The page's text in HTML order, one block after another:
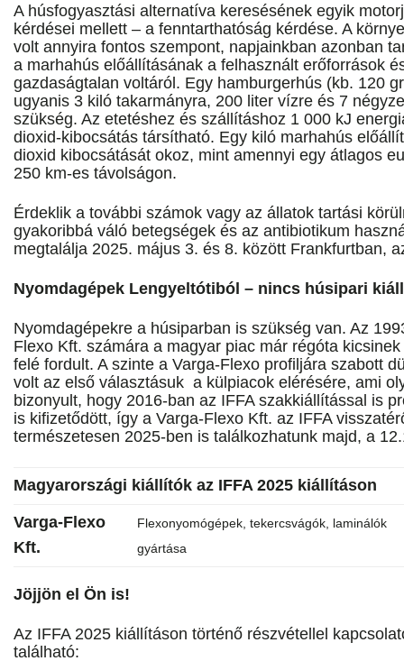
A húsfogyasztási alternatíva keresésének egyik
kérdései mellett – a fenntarthatóság kérdése. A
volt annyira fontos szempont, napjainkban azonban
a marhahús előállításának a felhasznált erőforrások
gazdaságtalan voltáról. Egy hamburgerhús (kb. 120
ugyanis 3 kiló takarmányra, 200 liter vízre és 7
szükség. Az etetéshez és szállításhoz 1 000 kJ
dioxid-kibocsátás társítható. Egy kiló marhahús
dioxid kibocsátását okoz, mint amennyi egy átlagos
250 km-es távolságon.
Érdeklik a további számok vagy az állatok tartási
gyakoribbá váló betegségek és az antibiotikum
megtalálja 2025. május 3. és 8. között Frankfurtban,
Nyomdagépek Lengyeltótiból – nincs húsipari
Nyomdagépekre a húsiparban is szükség van. Az
Flexo Kft. számára a magyar piac már régóta
felé fordult. A szinte a Varga-Flexo profiljára szabott
volt az első választásuk a külpiacok elérésére, ami
bizonyult, hogy 2016-ban az IFFA szakkiállítással is
is kifizetődött, így a Varga-Flexo Kft. az IFFA
természetesen 2025-ben is találkozhatunk majd, a
Magyarországi kiállítók az IFFA 2025 kiállításon
Varga-Flexo
Kft.
Flexonyomógépek, tekercsvágók, laminálók
gyártása
Jöjjön el Ön is!
Az IFFA 2025 kiállításon történő részvétellel
található: